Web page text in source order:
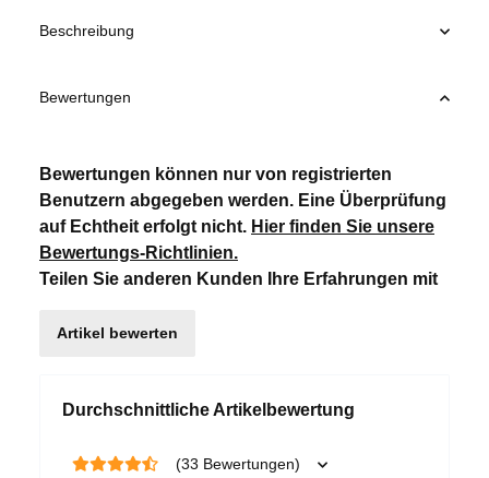
Beschreibung
Bewertungen
Durchschnittliche Artikelbewertung
(33 Bewertungen)
Bewertungen können nur von registrierten
Benutzern abgegeben werden. Eine Überprüfung
auf Echtheit erfolgt nicht. Hier finden Sie unsere
Bewertungs-Richtlinien.
Teilen Sie anderen Kunden Ihre Erfahrungen mit
Artikel bewerten